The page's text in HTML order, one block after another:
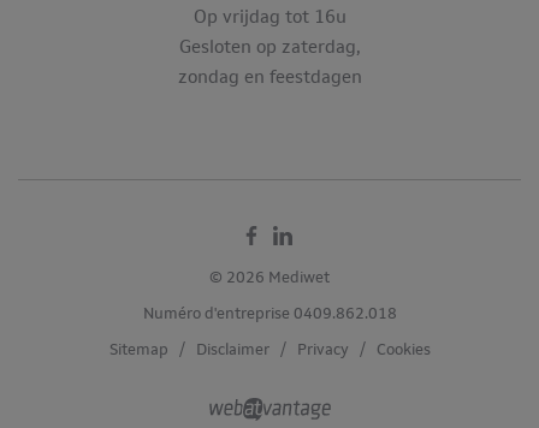
Op vrijdag tot 16u
Gesloten op zaterdag,
zondag en feestdagen
Facebook
Linkedin
© 2026 Mediwet
Numéro d'entreprise 0409.862.018
Sitemap / Disclaimer/ Privacy / Cookies